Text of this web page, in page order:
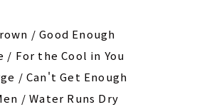
/ Good Enough
/ For the Cool in You
/ Can't Get Enough
/ Water Runs Dry